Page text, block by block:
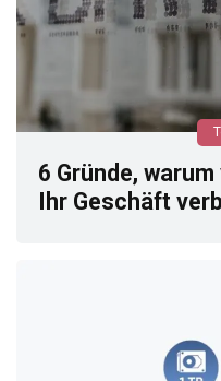
6 Gründe,
Ihr Geschäft